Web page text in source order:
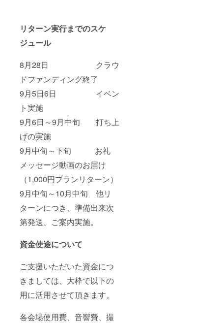
リターン実行までのスケ
ジュール
8月28日 クラウ
ドファンディング終了
9月5日6日 イベン
ト実施
9月6日～9月中旬 打ち上
げの実施
9月中旬～下旬 お礼
メッセージ動画のお届け
（1,000円プランリターン）
9月中旬～10月中旬 他リ
ターンにつき、準備出来次
第発送、ご案内実施。
資金使途について
ご支援いただいた資金につ
きましては、大枠で以下の
用に活用させて頂きます。
各会場使用費、音響費、撮